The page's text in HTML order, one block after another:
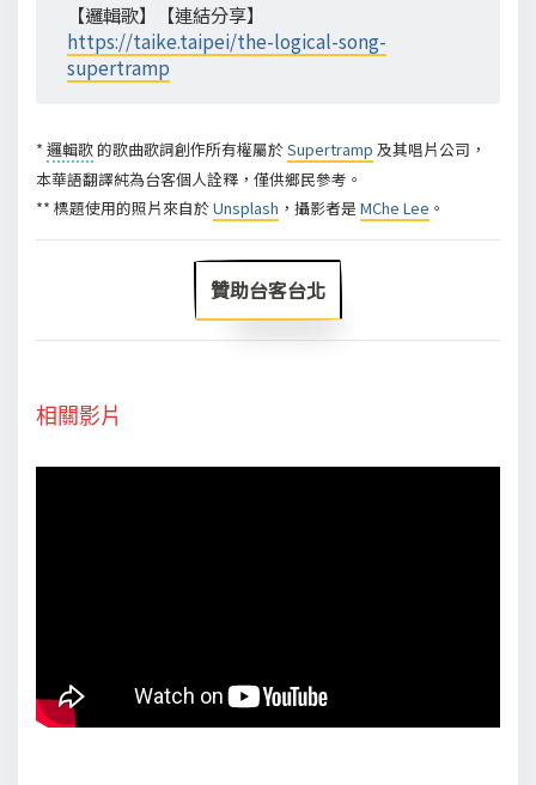
【邏輯歌】【連結分享】
https://taike.taipei/the-logical-song-
supertramp
* 邏輯歌的歌曲歌詞創作所有權屬於Supertramp 及其唱片公司，
本華語翻譯純為台客個人詮釋，僅供鄉民參考。
** 標題使用的照片來自於Unsplash ，攝影者是 MChe Lee 。
贊助台客台北
相關影片